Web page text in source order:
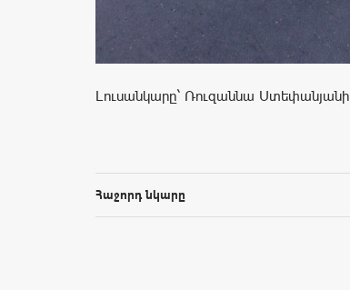
Լուսանկարը` Ռուզաննա Ստեփանյանի
Հաջորդ նկարը